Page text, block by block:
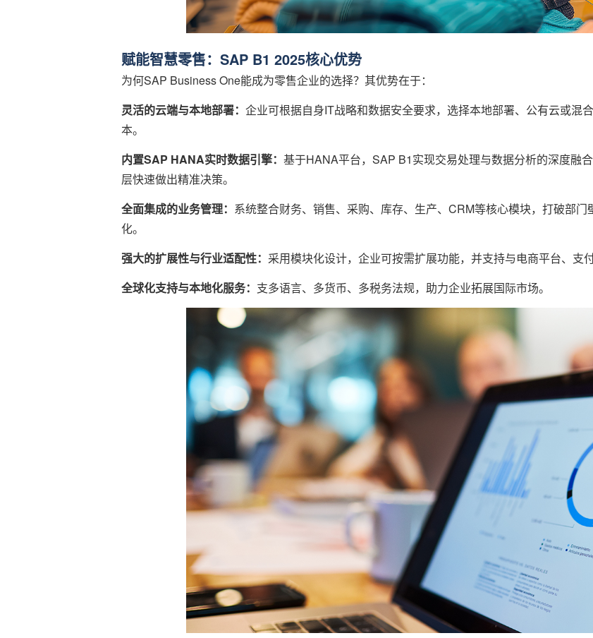
赋能智慧零售：SAP B1 2025核心优势
为何SAP Business One能成为零售企业的选择？其优势在于：
灵活的云端与本地部署： 企业可根据自身IT战略和数据安全要求，选择本地部署、公有云或混
本。
内置SAP HANA实时数据引擎： 基于HANA平台，SAP B1实现交易处理与数据分析的深度融
层快速做出精准决策。
全面集成的业务管理： 系统整合财务、销售、采购、库存、生产、CRM等核心模块，打破部
化。
强大的扩展性与行业适配性： 采用模块化设计，企业可按需扩展功能，并支持与电商平台、支
全球化支持与本地化服务： 支多语言、多货币、多税务法规，助力企业拓展国际市场。